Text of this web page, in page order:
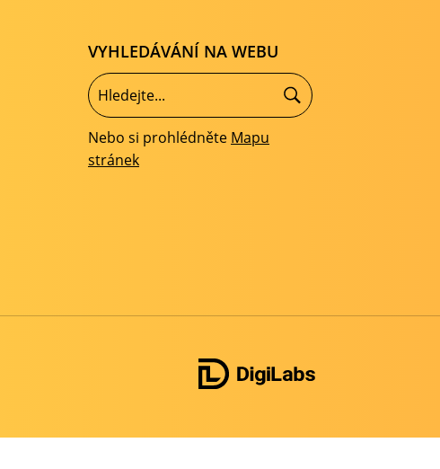
VYHLEDÁVÁNÍ NA WEBU
Nebo si prohlédněte Mapu
stránek